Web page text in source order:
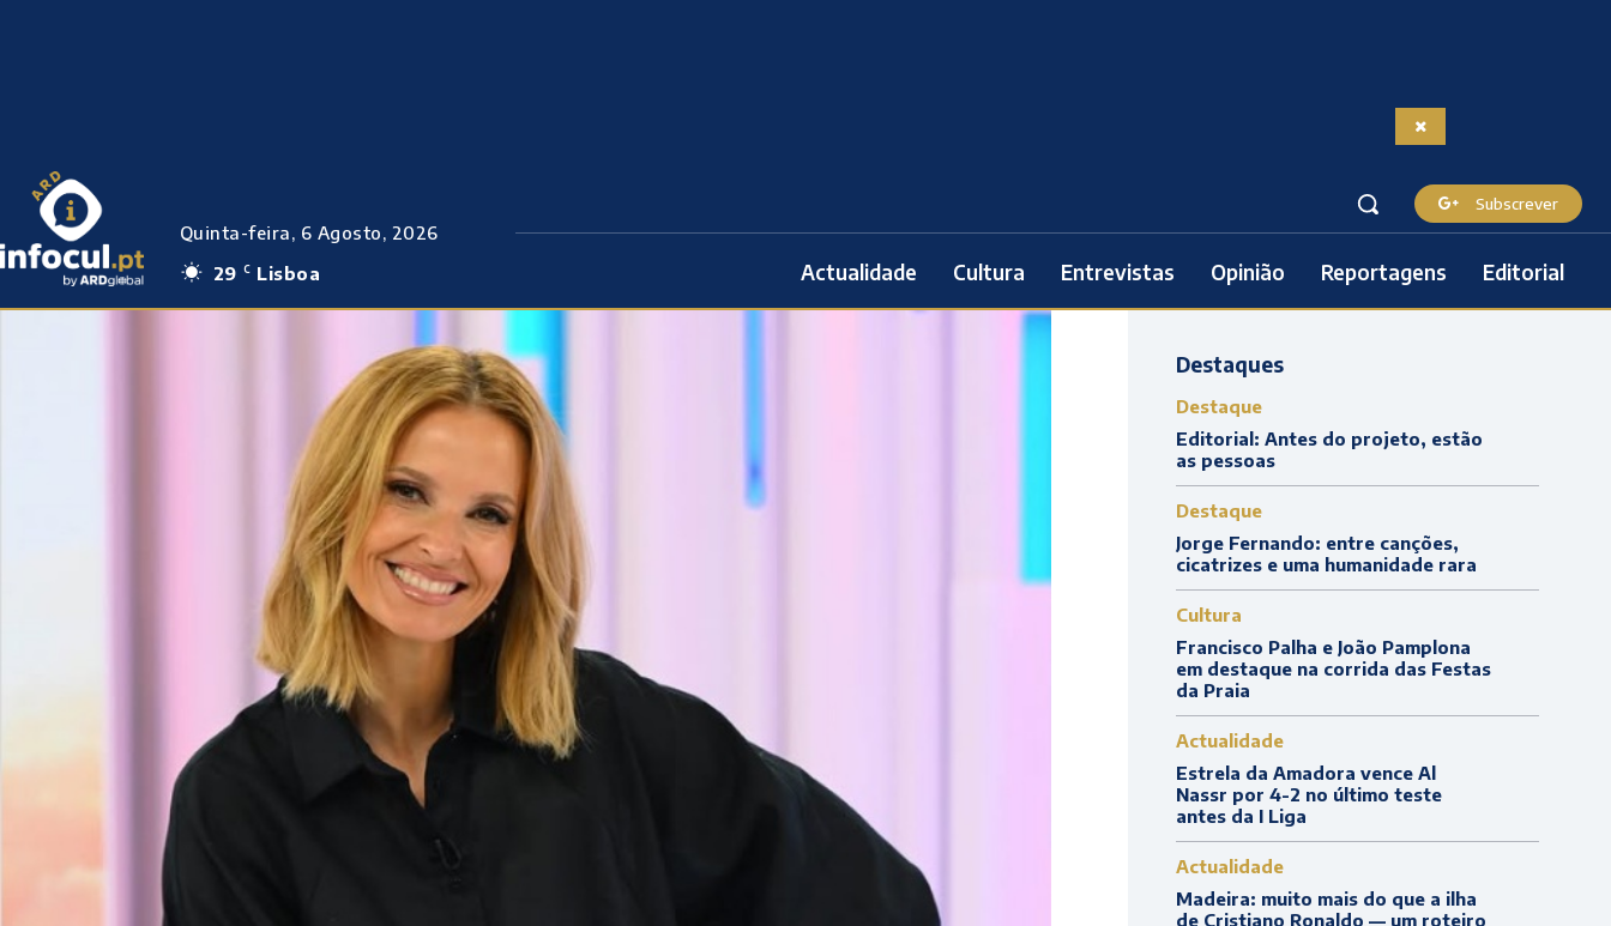
Quinta-feira, 6 Agosto, 2026
29 C Lisboa
Subscrever
Actualidade Cultura Entrevistas Opinião Reportagens Editorial
Destaques
Destaque
Editorial: Antes do projeto, estão
as pessoas
Destaque
Jorge Fernando: entre canções,
cicatrizes e uma humanidade rara
Cultura
Francisco Palha e João Pamplona
em destaque na corrida das Festas
da Praia
Actualidade
Estrela da Amadora vence Al
Nassr por 4-2 no último teste
antes da I Liga
Actualidade
Madeira: muito mais do que a ilha
de Cristiano Ronaldo — um roteiro